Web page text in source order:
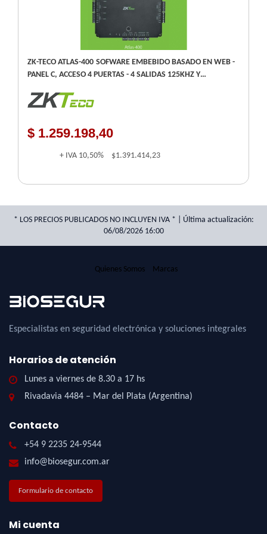
ZK-TECO ATLAS-400 SOFWARE EMBEBIDO BASADO EN WEB -
PANEL C, ACCESO 4 PUERTAS - 4 SALIDAS 125KHZ Y
$ 1.259.198,40
+ IVA 10,50% $1.391.414,23
* LOS PRECIOS PUBLICADOS NO INCLUYEN IVA * | Última actualización:
06/08/2026 16:00
Quienes Somos Marcas
Especialistas en seguridad electrónica y soluciones integrales
Horarios de atención
Lunes a viernes de 8.30 a 17 hs
Rivadavia 4484 – Mar del Plata (Argentina)
Contacto
+54 9 2235 24-9544
info@biosegur.com.ar
Formulario de contacto
Mi cuenta